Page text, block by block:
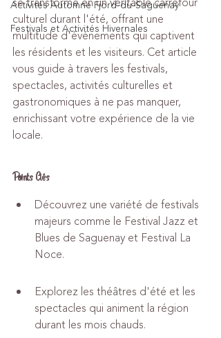
Activités Automne Fjord-du-Saguenay
Festivals et Activités Hivernales
culturel durant l'été, offrant une
multitude d'événements qui captivent
les résidents et les visiteurs. Cet article
vous guide à travers les festivals,
spectacles, activités culturelles et
gastronomiques à ne pas manquer,
enrichissant votre expérience de la vie
locale.
Points Clés
Découvrez une variété de festivals
majeurs comme le Festival Jazz et
Blues de Saguenay et Festival La
Noce.
Explorez les théâtres d'été et les
spectacles qui animent la région
durant les mois chauds.